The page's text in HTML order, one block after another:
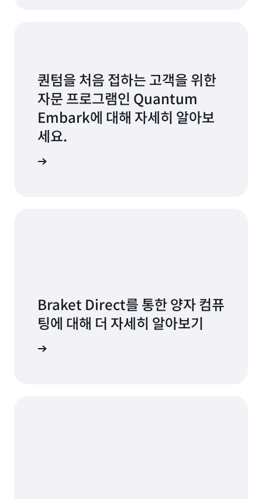
퀀텀을 처음 접하는 고객을 위한
자문 프로그램인 Quantum
Embark에 대해 자세히 알아보
세요.
Braket Direct를 통한 양자 컴퓨
팅에 대해 더 자세히 알아보기